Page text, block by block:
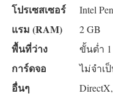
โปรเซสเซอร์ Intel
แรม (RAM) 2 GB
พื้นที่ว่าง ขั้นต่ำ 1
การ์ดจอ ไม่จำเ
อื่นๆ